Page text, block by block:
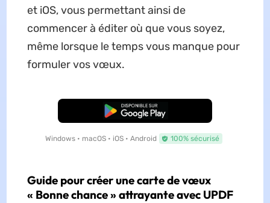
et iOS, vous permettant ainsi de
commencer à éditer où que vous soyez,
même lorsque le temps vous manque pour
formuler vos vœux.
TÉLÉCHARGER
Windows • macOS • iOS • Android 100% sécurisé
Guide pour créer une carte de vœux
« Bonne chance » attrayante avec UPDF